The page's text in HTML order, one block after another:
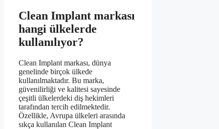
Clean Implant markası
hangi ülkelerde
kullanılıyor?
Clean Implant markası, dünya
genelinde birçok ülkede
kullanılmaktadır. Bu marka,
güvenilirliği ve kalitesi sayesinde
çeşitli ülkelerdeki diş hekimleri
tarafından tercih edilmektedir.
Özellikle, Avrupa ülkeleri arasında
sıkça kullanılan Clean Implant